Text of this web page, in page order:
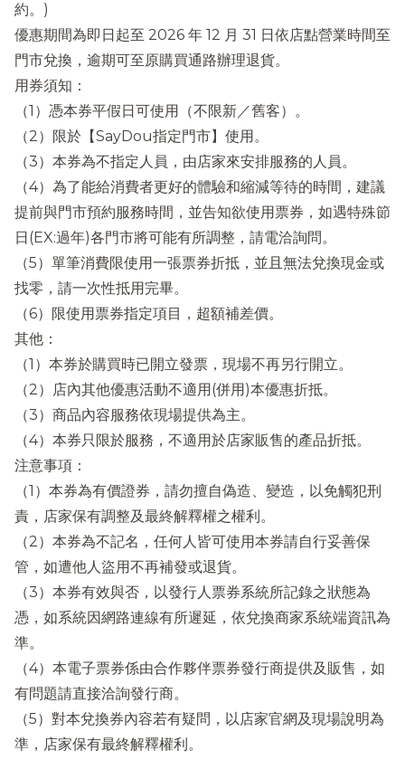
約。)
優惠期間為即日起至 2026 年 12 月 31 日依店點營業時間至
門市兌換，逾期可至原購買通路辦理退貨。
用券須知：
（1）憑本券平假日可使用（不限新／舊客）。
（2）限於【SayDou指定門市】使用。
（3）本券為不指定人員，由店家來安排服務的人員。
（4）為了能給消費者更好的體驗和縮減等待的時間，建議
提前與門市預約服務時間，並告知欲使用票券，如遇特殊節
日(EX:過年)各門市將可能有所調整，請電洽詢問。
（5）單筆消費限使用一張票券折抵，並且無法兌換現金或
找零，請一次性抵用完畢。
（6）限使用票券指定項目，超額補差價。
其他：
（1）本券於購買時已開立發票，現場不再另行開立。
（2）店內其他優惠活動不適用(併用)本優惠折抵。
（3）商品內容服務依現場提供為主。
（4）本券只限於服務，不適用於店家販售的產品折抵。
注意事項：
（1）本券為有價證券，請勿擅自偽造、變造，以免觸犯刑
責，店家保有調整及最終解釋權之權利。
（2）本券為不記名，任何人皆可使用本券請自行妥善保
管，如遭他人盜用不再補發或退貨。
（3）本券有效與否，以發行人票券系統所記錄之狀態為
憑，如系統因網路連線有所遲延，依兌換商家系統端資訊為
準。
（4）本電子票券係由合作夥伴票券發行商提供及販售，如
有問題請直接洽詢發行商。
（5）對本兌換券內容若有疑問，以店家官網及現場說明為
準，店家保有最終解釋權利。